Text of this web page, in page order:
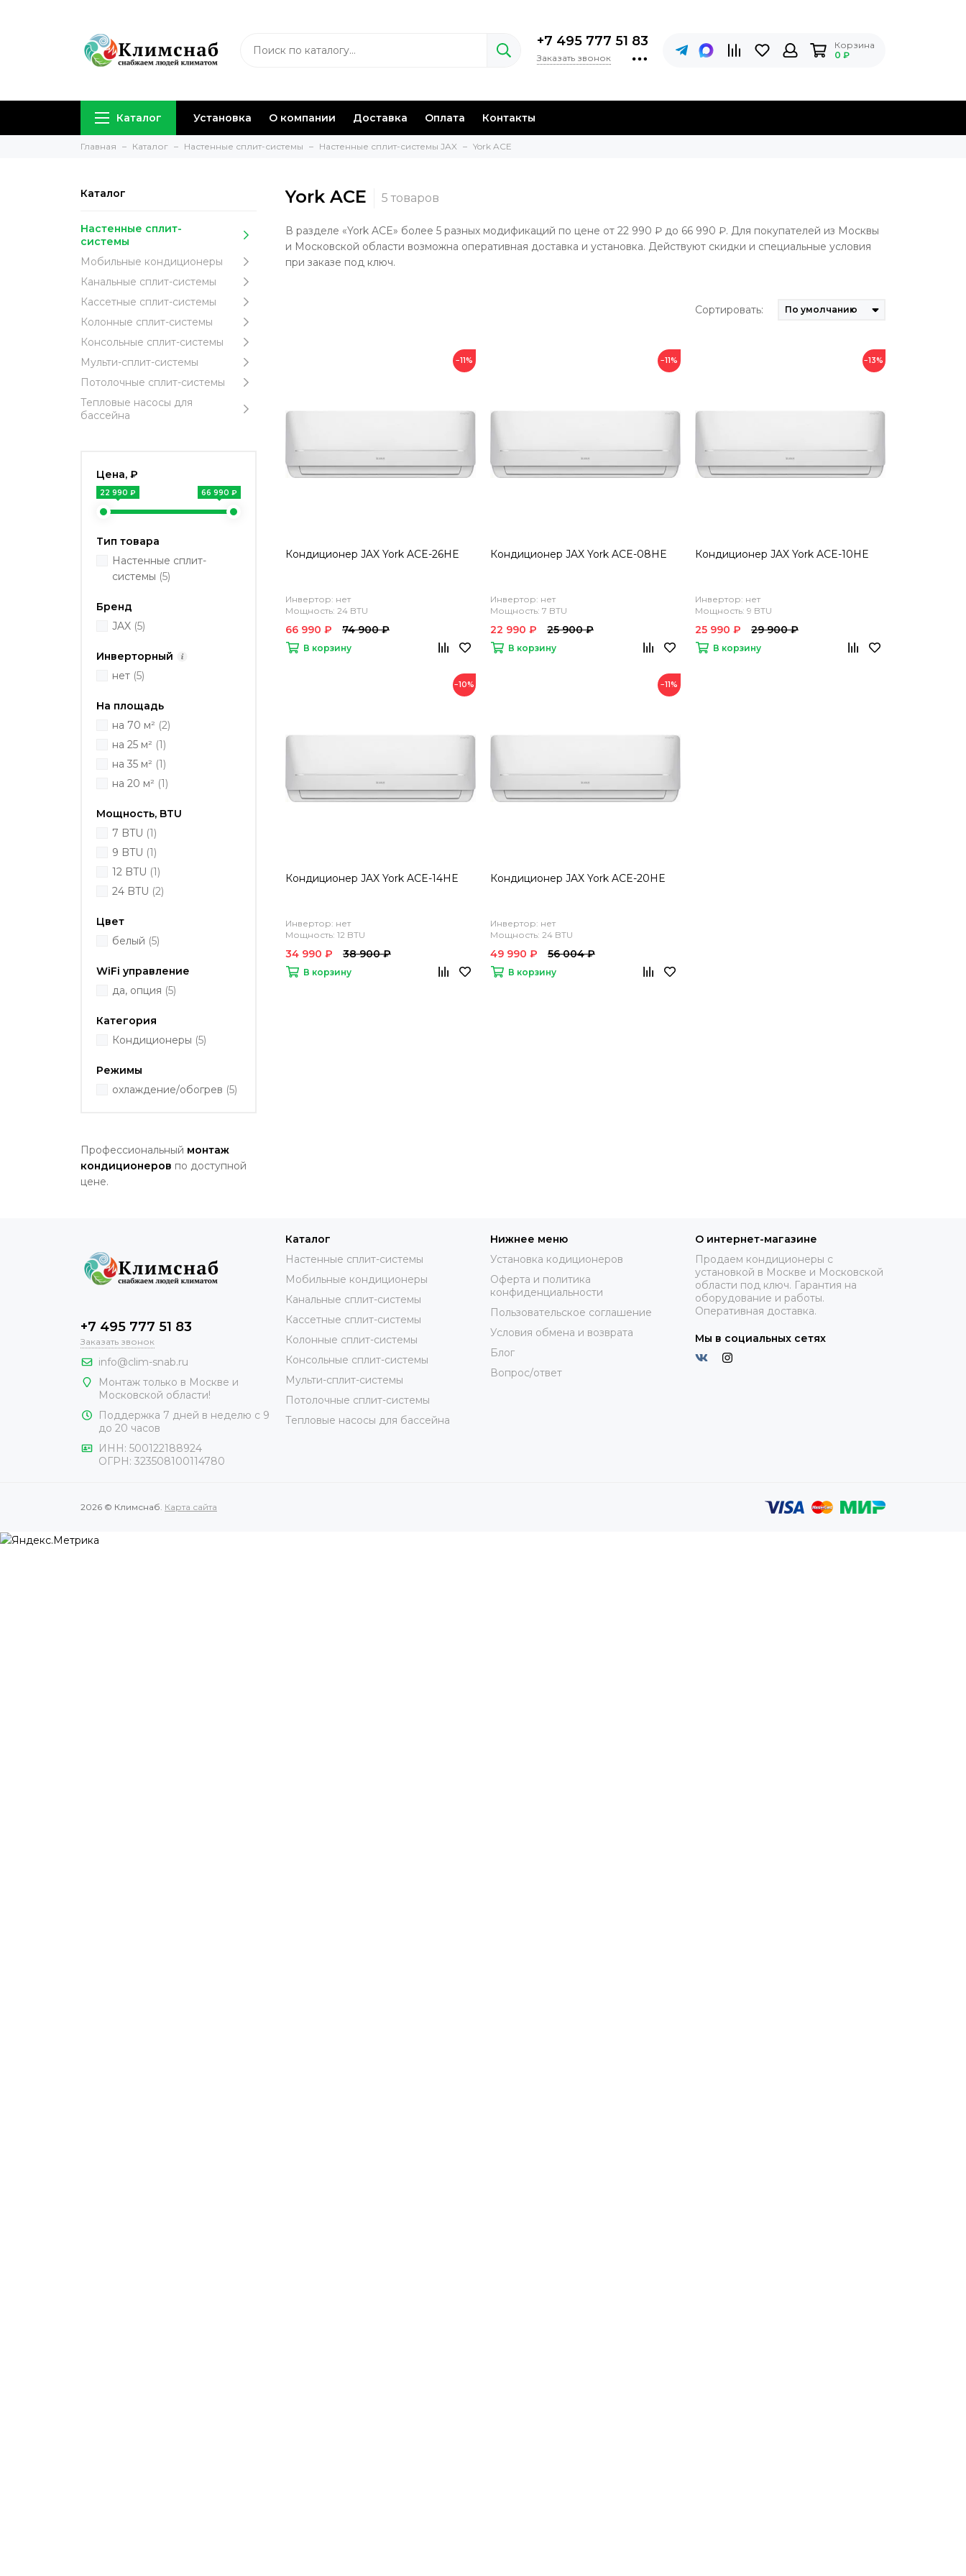
+7 495 777 51 83
Заказать звонок
Корзина
0 ₽
Каталог Установка О компании Доставка Оплата Контакты
Главная Каталог Настенные сплит-системы Настенные сплит-системы JAX York ACE
Каталог
Настенные сплит-
системы
Мобильные кондиционеры
Канальные сплит-системы
Кассетные сплит-системы
Колонные сплит-системы
Консольные сплит-системы
Мульти-сплит-системы
Потолочные сплит-системы
Тепловые насосы для
бассейна
Цена, ₽
22 990 ₽ 66 990 ₽
Тип товара
Настенные сплит-
системы (5)
Бренд
JAX (5)
Инверторный
нет (5)
На площадь
на 70 м² (2)
на 25 м² (1)
на 35 м² (1)
на 20 м² (1)
Мощность, BTU
7 BTU (1)
9 BTU (1)
12 BTU (1)
24 BTU (2)
Цвет
белый (5)
WiFi управление
да, опция (5)
Категория
Кондиционеры (5)
Режимы
охлаждение/обогрев (5)
Профессиональный монтаж
кондиционеров по доступной
цене.
York ACE
В разделе «York ACE» более 5 разных модификаций по цене от 22 990 ₽ до 66 990 ₽. Для покупателей из Москвы
и Московской области возможна оперативная доставка и установка. Действуют скидки и специальные условия
при заказе под ключ.
Сортировать:
−11%
Кондиционер JAX York ACE-26HE
Инвертор: нет
Мощность: 24 BTU
66 990 ₽ 74 900 ₽
В корзину
−11%
Кондиционер JAX York ACE-08HE
Инвертор: нет
Мощность: 7 BTU
22 990 ₽ 25 900 ₽
В корзину
−13%
Кондиционер JAX York ACE-10HE
Инвертор: нет
Мощность: 9 BTU
25 990 ₽ 29 900 ₽
В корзину
−10%
Кондиционер JAX York ACE-14HE
Инвертор: нет
Мощность: 12 BTU
34 990 ₽ 38 900 ₽
В корзину
−11%
Кондиционер JAX York ACE-20HE
Инвертор: нет
Мощность: 24 BTU
49 990 ₽ 56 004 ₽
В корзину
+7 495 777 51 83
Заказать звонок
info@clim-snab.ru
Монтаж только в Москве и
Московской области!
Поддержка 7 дней в неделю с 9
до 20 часов
ИНН: 500122188924
ОГРН: 323508100114780
Каталог
Настенные сплит-системы
Мобильные кондиционеры
Канальные сплит-системы
Кассетные сплит-системы
Колонные сплит-системы
Консольные сплит-системы
Мульти-сплит-системы
Потолочные сплит-системы
Тепловые насосы для бассейна
Нижнее меню
Установка кодиционеров
Оферта и политика
конфиденциальности
Пользовательское соглашение
Условия обмена и возврата
Блог
Вопрос/ответ
О интернет-магазине
Продаем кондиционеры с
установкой в Москве и Московской
области под ключ. Гарантия на
оборудование и работы.
Оперативная доставка.
Мы в социальных сетях
2026 © Климснаб. Карта сайта